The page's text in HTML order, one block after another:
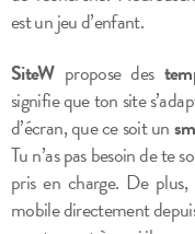
est un jeu d’enfant.
SiteWpropose des
signifie que ton site
d’écran, que ce soit un
Tu n’as pas besoin de te
pris en charge. De
mobile directement